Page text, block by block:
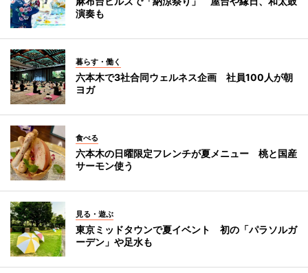
演奏も
暮らす・働く
六本木で3社合同ウェルネス企画 社員100人が朝
ヨガ
食べる
六本木の日曜限定フレンチが夏メニュー 桃と国産
サーモン使う
見る・遊ぶ
東京ミッドタウンで夏イベント 初の「パラソルガ
ーデン」や足水も